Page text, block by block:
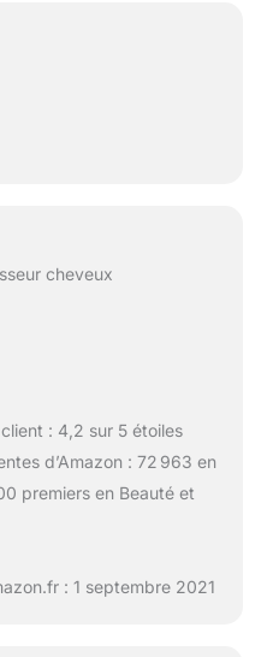
cheveux
: 4,2 sur 5 étoiles
d’Amazon : 72 963 en
premiers en Beauté et
: 1 septembre 2021